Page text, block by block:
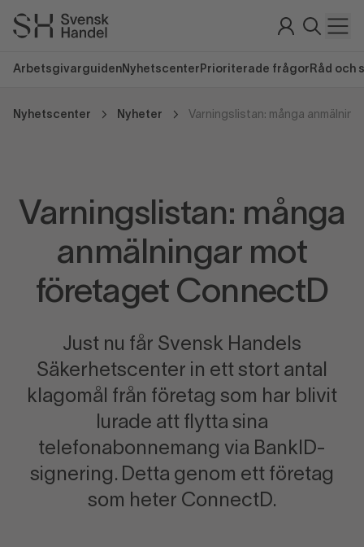
Arbetsgivarguiden Nyhetscenter Prioriterade frågor Råd och
Nyhetscenter Nyheter
Varningslistan: många
anmälningar mot
företaget ConnectD
Just nu får Svensk Handels
Säkerhetscenter in ett stort antal
klagomål från företag som har blivit
lurade att flytta sina
telefonabonnemang via BankID-
signering. Detta genom ett företag
som heter ConnectD.